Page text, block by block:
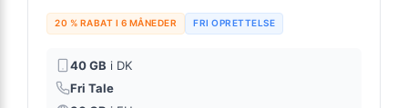
20 % RABAT I 6 MÅNEDER FRI OPRETTELSE
40 GB i DK
Fri Tale